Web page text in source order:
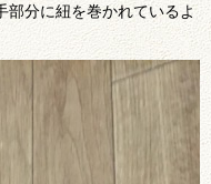
部分に紐を巻かれているよ